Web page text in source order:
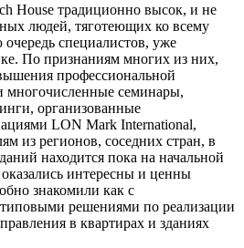
House традиционно высок, и не
людей, тяготеющих ко всему
специалистов, уже
По признаниям многих из них,
профессиональной
многочисленные семинары,
организованные
LON Mark International,
из регионов, соседних стран, в
находится пока на начальной
интересны и ценны
знакомили как с
решениями по реализации
в квартирах и зданиях